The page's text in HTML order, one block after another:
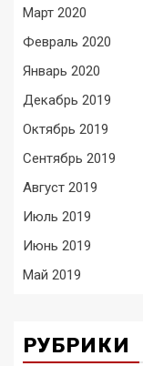
Март 2020
Февраль 2020
Январь 2020
Декабрь 2019
Октябрь 2019
Сентябрь 2019
Август 2019
Июль 2019
Июнь 2019
Май 2019
РУБРИКИ